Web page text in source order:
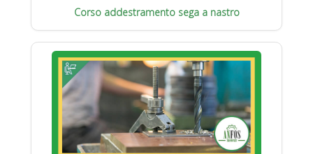
Corso addestramento sega a nastro